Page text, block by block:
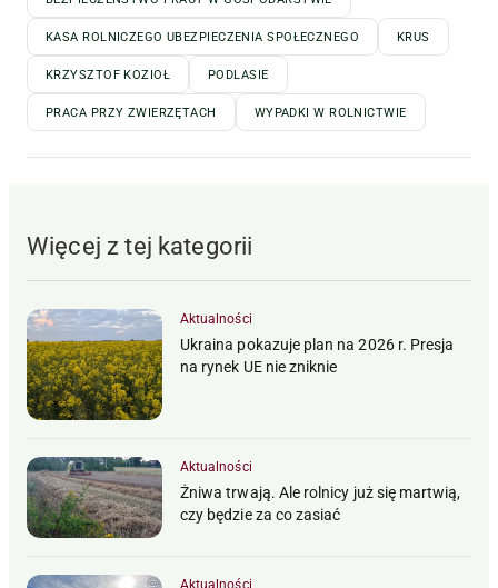
KASA ROLNICZEGO UBEZPIECZENIA SPOŁECZNEGO KRUS
KRZYSZTOF KOZIOŁ PODLASIE
PRACA PRZY ZWIERZĘTACH WYPADKI W ROLNICTWIE
Więcej z tej kategorii
Aktualności
Ukraina pokazuje plan na 2026 r. Presja
na rynek UE nie zniknie
Aktualności
Żniwa trwają. Ale rolnicy już się martwią,
czy będzie za co zasiać
Aktualności